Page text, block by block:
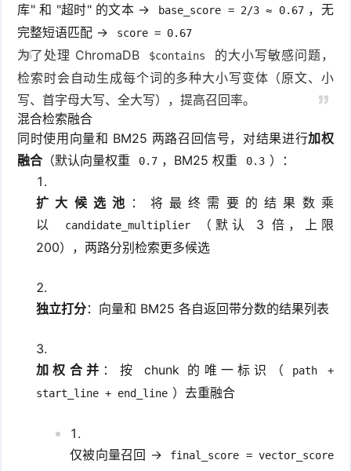
库" 和 "超时" 的文本 → base_score = 2/3 ≈ 0.67 ，无
完整短语匹配 →
score = 0.67
为了处理 ChromaDB $contains
的大小写敏感问题，
检索时会自动生成每个词的多种大小写变体（原文、小
写、首字母大写、全大写），提高召回率。
混合检索融合
同时使用向量和 BM25 两路召回信号，对结果进行加权
融合 （默认向量权重 0.7 ，BM25 权重 0.3 ）：
扩大候选池 ：将最终需要的结果数乘
以
candidate_multiplier
（默认 3 倍，上限
200），两路分别检索更多候选
独立打分：向量和 BM25 各自返回带分数的结果列表
加权合并 ：按 chunk 的唯一标识（
path +
start_line + end_line ）去重融合
仅被向量召回 →
final_score = vector_score